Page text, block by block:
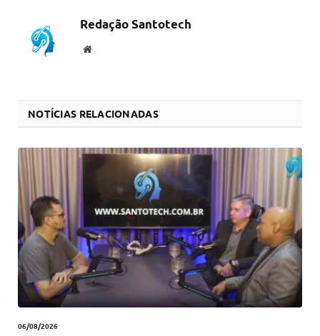
Redação Santotech
Website
NOTÍCIAS RELACIONADAS
06/08/2026